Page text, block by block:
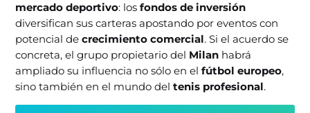
mercado deportivo: losfondos de inversión
diversifican sus carteras apostando por eventos con
potencial decrecimiento comercial. Si el acuerdo se
concreta, el grupo propietario del Milan habrá
ampliado su influencia no sólo en elfútbol europeo,
sino también en el mundo deltenis profesional.